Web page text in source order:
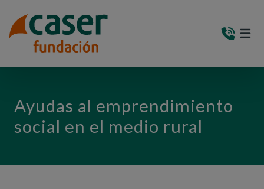
Ayudas al emprendimiento
social en el medio rural